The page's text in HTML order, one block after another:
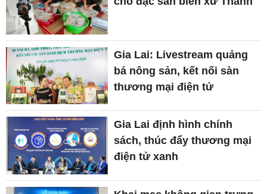
Gia Lai: Livestream quảng
bá nông sản, kết nối sàn
thương mại điện tử
Gia Lai định hình chính
sách, thúc đẩy thương mại
điện tử xanh